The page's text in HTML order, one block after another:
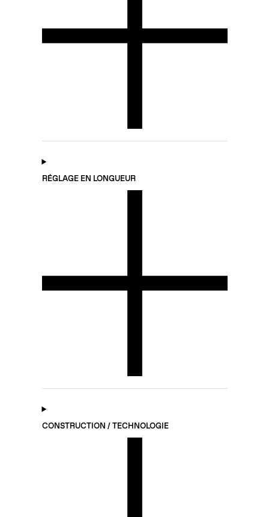
RÉGLAGE EN LONGUEUR
CONSTRUCTION / TECHNOLOGIE